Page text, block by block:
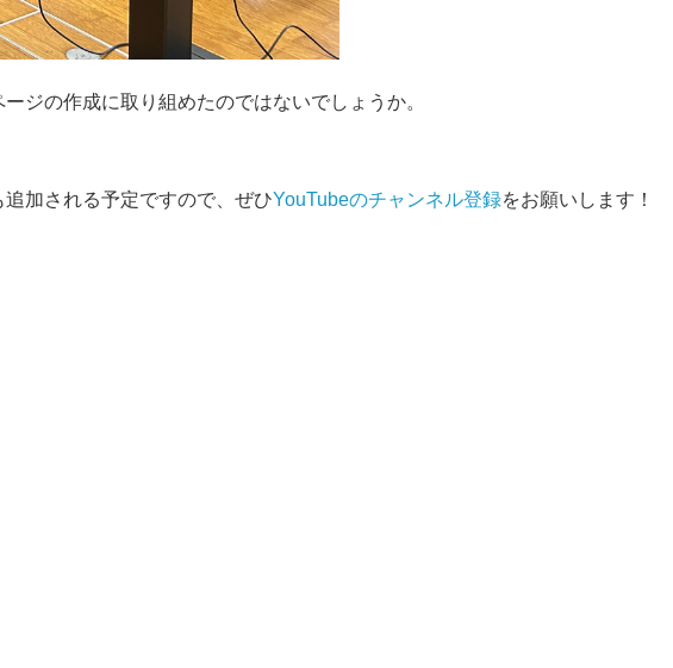
ジの作成に取り組めたのではないでしょうか。
加される予定ですので、ぜひYouTubeのチャンネル登録をお願いします！